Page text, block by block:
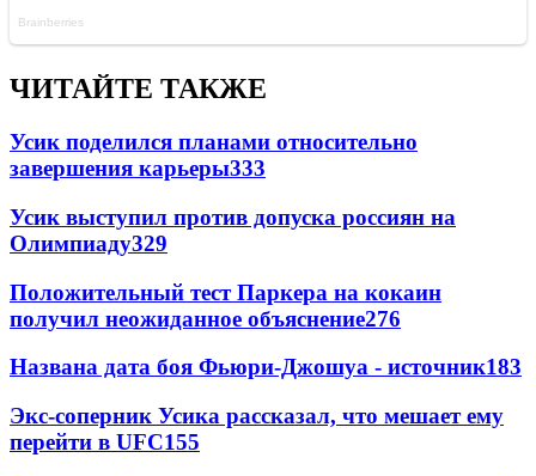
ЧИТАЙТЕ ТАКЖЕ
Усик поделился планами относительно
завершения карьеры333
Усик выступил против допуска россиян на
Олимпиаду329
Положительный тест Паркера на кокаин
получил неожиданное объяснение276
Названа дата боя Фьюри-Джошуа - источник183
Экс-соперник Усика рассказал, что мешает ему
перейти в UFC155